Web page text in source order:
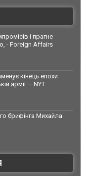
і прагне
- Foreign Affairs
кінець епохи
армії — NYT
брифінга Михайла